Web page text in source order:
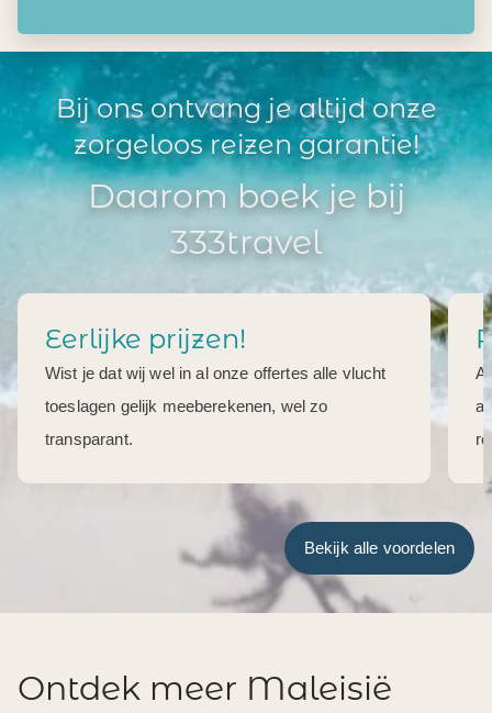
Bij ons ontvang je altijd onze
zorgeloos reizen garantie!
Daarom boek je bij
333travel
Eerlijke prijzen!
Wist je dat wij wel in al onze offertes alle vlucht
toeslagen gelijk meeberekenen, wel zo
transparant.
Bekijk alle voordelen
Ontdek meer Maleisië